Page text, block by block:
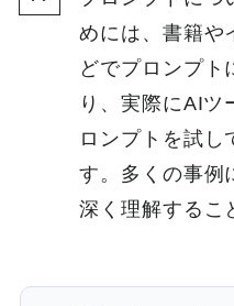
めには、書籍や
どでプロンプト
り、実際にAIツ
ロンプトを試し
す。多くの事例
深く理解するこ